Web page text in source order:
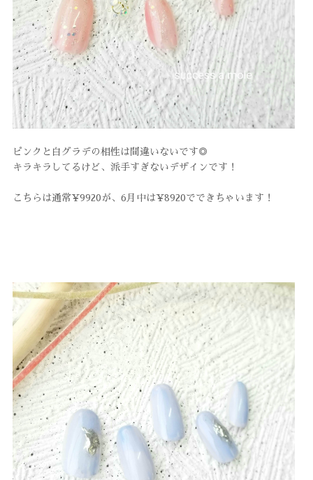
ピンクと白グラデの相性は間違いないです◎
キラキラしてるけど、派手すぎないデザインです！
こちらは通常¥9920が、6月中は¥8920でできちゃいます！